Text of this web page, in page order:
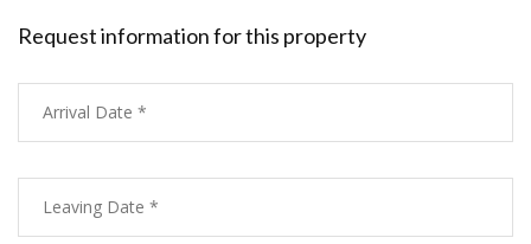
Request information for this property